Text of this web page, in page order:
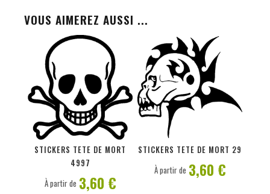
VOUS AIMEREZ AUSSI ...
STICKERS TETE DE MORT
4997
PERSONNALISER
À partir de 3,60 €
STICKERS TETE DE MORT 29
PERSONNALISER
À partir de 3,60 €